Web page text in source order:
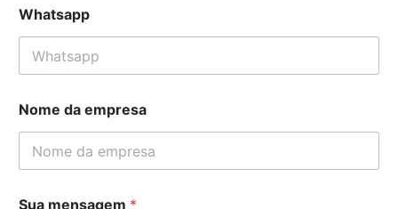
a
í
P
í
s
N
m
Whatsapp
Nome da empresa
Sua mensagem *